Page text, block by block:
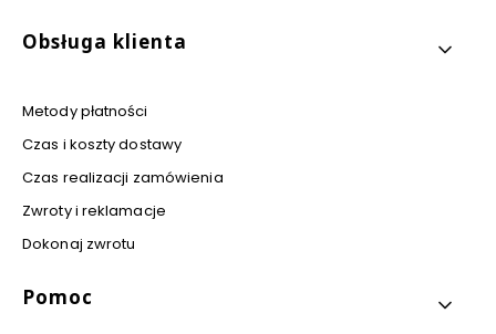
Obsługa klienta
Metody płatności
Czas i koszty dostawy
Czas realizacji zamówienia
Zwroty i reklamacje
Dokonaj zwrotu
Pomoc